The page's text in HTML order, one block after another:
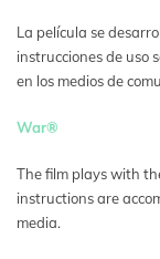
La película se
instrucciones de uso
en los medios de
War®
The film plays with
instructions are
media.